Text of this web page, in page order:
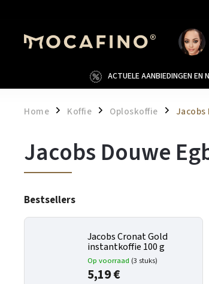
ACTUELE AANBIEDINGEN EN
Home / Koffie / Oploskoffie / Jacobs
Jacobs Douwe
Bestsellers
Jacobs Cronat Gold
instantkoffie 100 g
Op voorraad (3 stuks)
5,19 €